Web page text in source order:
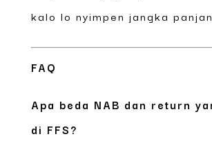
kalo lo nyimpen jangka
FAQ
Apa beda NAB dan return
di FFS?